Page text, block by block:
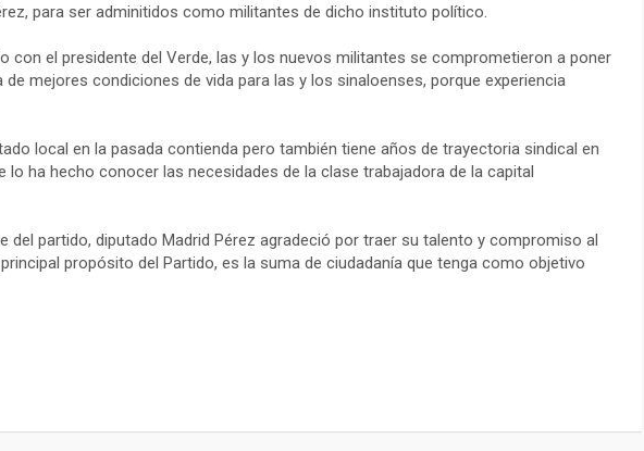
para ser adminitidos como militantes de dicho instituto político.
con el presidente del Verde, las y los nuevos militantes se comprometieron a poner
mejores condiciones de vida para las y los sinaloenses, porque experiencia
local en la pasada contienda pero también tiene años de trayectoria sindical en
lo ha hecho conocer las necesidades de la clase trabajadora de la capital
del partido, diputado Madrid Pérez agradeció por traer su talento y compromiso al
propósito del Partido, es la suma de ciudadanía que tenga como objetivo